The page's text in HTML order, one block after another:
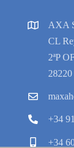
AXA
CL
2ªP
+34
+34